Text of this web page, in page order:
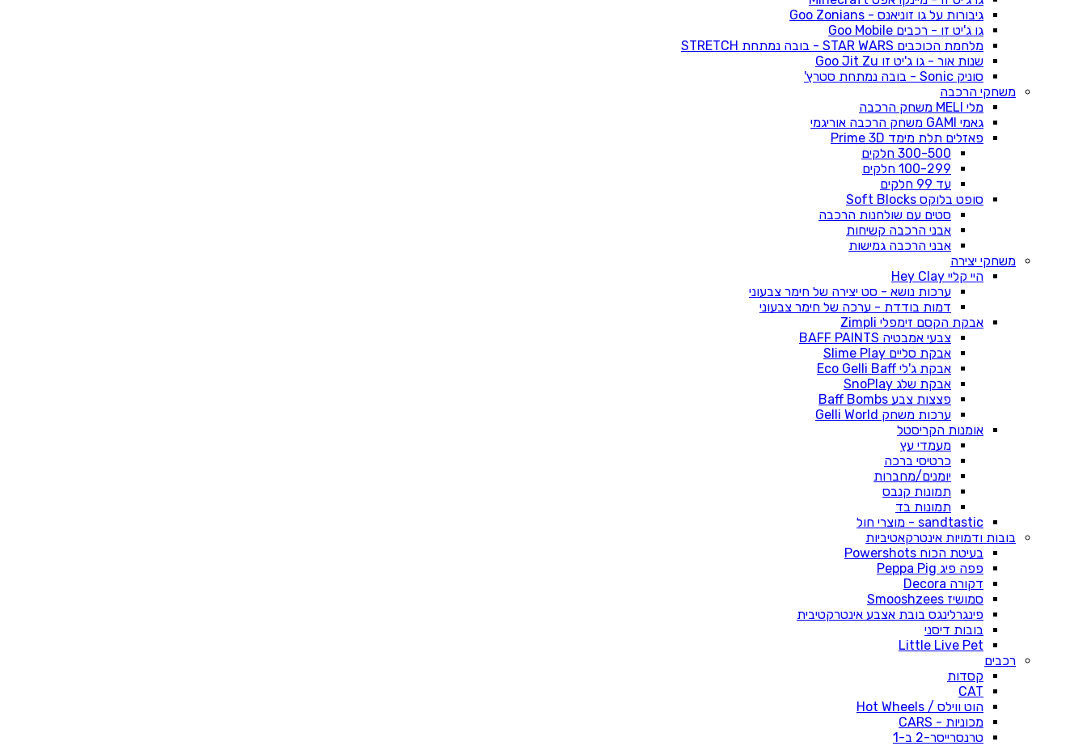
גיבורות על גו זוניאנס - Goo Zonians
גו ג'יט זו - רכבים Goo Mobile
מלחמת הכוכבים STAR WARS - בובה נמתחת STRETCH
שנות אור - גו ג'יט זו Goo Jit Zu
סוניק Sonic - בובה נמתחת סטרץ'
משחקי הרכבה
מלי MELI משחק הרכבה
גאמי GAMI משחק הרכבה אוריגמי
פאזלים תלת מימד Prime 3D
300-500 חלקים
100-299 חלקים
עד 99 חלקים
סופט בלוקס Soft Blocks
סטים עם שולחנות הרכבה
אבני הרכבה קשיחות
אבני הרכבה גמישות
משחקי יצירה
היי קליי Hey Clay
ערכות נושא - סט יצירה של חימר צבעוני
דמות בודדת - ערכה של חימר צבעוני
אבקת הקסם זימפלי Zimpli
צבעי אמבטיה BAFF PAINTS
אבקת סליים Slime Play
אבקת ג'לי Eco Gelli Baff
אבקת שלג SnoPlay
פצצות צבע Baff Bombs
ערכות משחק Gelli World
אומנות הקריסטל
מעמדי עץ
כרטיסי ברכה
יומנים/מחברות
תמונות קנבס
תמונות בד
sandtastic - מוצרי חול
בובות ודמויות אינטרקאטיביות
בעיטת הכוח Powershots
פפה פיג Peppa Pig
דקורה Decora
סמושיז Smooshzees
פינגרלינגס בובת אצבע אינטרקטיבית
בובות דיסני
Little Live Pet
רכבים
קסדות
CAT
הוט ווילס / Hot Wheels
מכוניות - CARS
טרנסרייסר-2 ב-1